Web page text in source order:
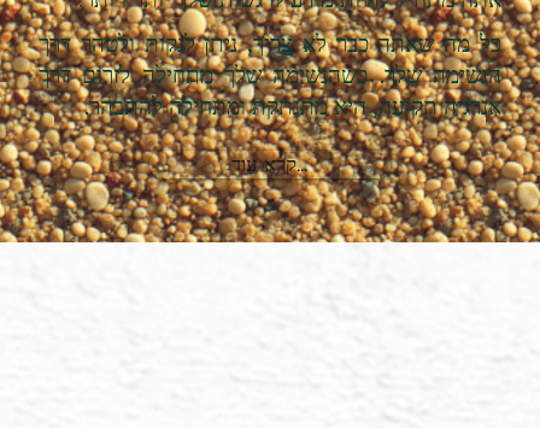
כל מה שאתה כבר לא צריך, ניתן לנקות ולטהר דרך
הנשימה שלך. כשהנשימה שלך מתחילה לזרום דרך
אנרגיה תקועה, היא מתנתקת ומתחילה להתבהר.
קרא עוד...